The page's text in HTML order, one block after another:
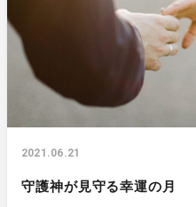
2021.06.21
守護神が見守る幸運の月